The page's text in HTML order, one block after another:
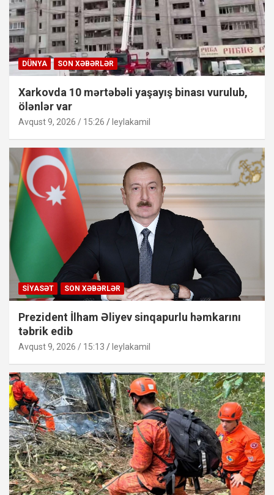
DÜNYA SON XƏBƏRLƏR
Xarkovda 10 mərtəbəli yaşayış binası vurulub,
ölənlər var
Avqust 9, 2026 / 15:26 leylakamil
SIYASƏT SON XƏBƏRLƏR
Prezident İlham Əliyev sinqapurlu həmkarını
təbrik edib
Avqust 9, 2026 / 15:13 leylakamil